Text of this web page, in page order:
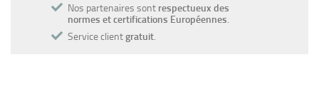
Nos partenaires sont respectueux des
normes et certifications Européennes.
Service clientgratuit.